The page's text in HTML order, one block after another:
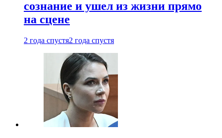
сознание и ушел из жизни прямо
на сцене
2 года спустя2 года спустя